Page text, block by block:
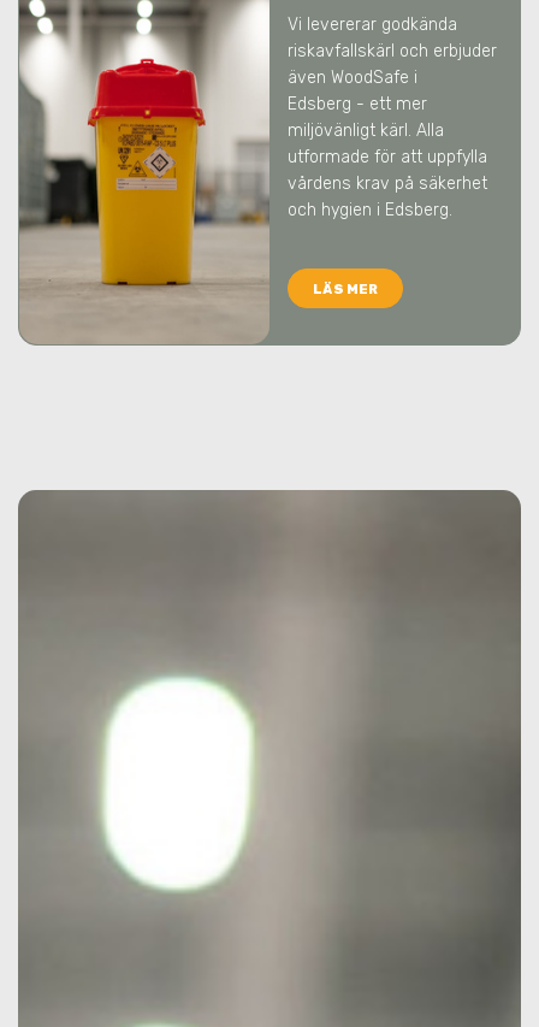
Vi levererar godkända
riskavfallskärl och erbjuder
även WoodSafe i
Edsberg - ett mer
miljövänligt kärl. Alla
utformade för att uppfylla
vårdens krav på säkerhet
och hygien i Edsberg.
LÄS MER